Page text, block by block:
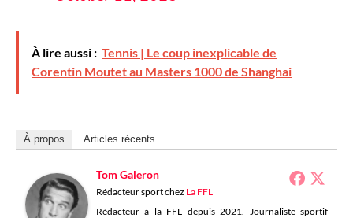
À lire aussi : Tennis | Le coup inexplicable de
Corentin Moutet au Masters 1000 de Shanghai
À propos Articles récents
Tom Galeron
Rédacteur sportchez La FFL
Rédacteur à la FFL depuis 2021. Journaliste sportif